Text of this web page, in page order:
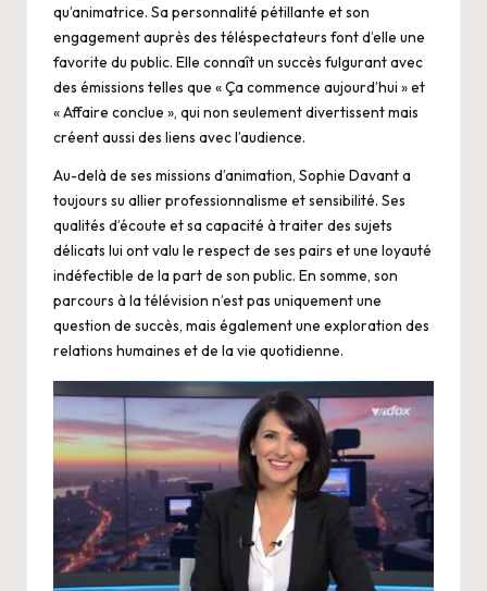
qu’animatrice. Sa personnalité pétillante et son
engagement auprès des téléspectateurs font d’elle une
favorite du public. Elle connaît un succès fulgurant avec
des émissions telles que « Ça commence aujourd’hui » et
« Affaire conclue », qui non seulement divertissent mais
créent aussi des liens avec l’audience.
Au-delà de ses missions d’animation, Sophie Davant a
toujours su allier professionnalisme et sensibilité. Ses
qualités d’écoute et sa capacité à traiter des sujets
délicats lui ont valu le respect de ses pairs et une loyauté
indéfectible de la part de son public. En somme, son
parcours à la télévision n’est pas uniquement une
question de succès, mais également une exploration des
relations humaines et de la vie quotidienne.